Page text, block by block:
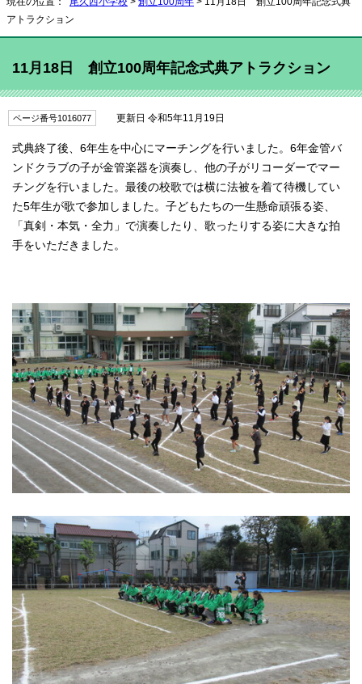
アトラクション
11月18日 創立100周年記念式典アトラクション
ページ番号1016077 更新日 令和5年11月19日
式典終了後、6年生を中心にマーチングを行いました。6年金管バ
ンドクラブの子が金管楽器を演奏し、他の子がリコーダーでマー
チングを行いました。最後の校歌では横に法被を着て待機してい
た5年生が歌で参加しました。子どもたちの一生懸命頑張る姿、
「真剣・本気・全力」で演奏したり、歌ったりする姿に大きな拍
手をいただきました。